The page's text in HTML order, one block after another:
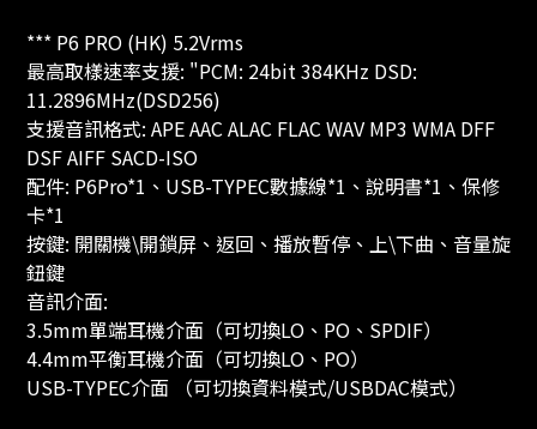
*** P6 PRO (HK) 5.2Vrms
最高取樣速率支援: "PCM: 24bit 384KHz DSD:
11.2896MHz(DSD256)
支援音訊格式: APE AAC ALAC FLAC WAV MP3 WMA DFF
DSF AIFF SACD-ISO
配件: P6Pro*1、USB-TYPEC數據線*1、說明書*1、保修
卡*1
按鍵: 開關機\開鎖屏、返回、播放暫停、上\下曲、音量旋
鈕鍵
音訊介面:
3.5mm單端耳機介面（可切換LO、PO、SPDIF）
4.4mm平衡耳機介面（可切換LO、PO）
USB-TYPEC介面 （可切換資料模式/USBDAC模式）